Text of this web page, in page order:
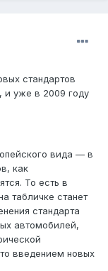
стандартов
и уже в 2009 году
вида — в
как
То есть в
табличке станет
стандарта
автомобилей,
введением новых